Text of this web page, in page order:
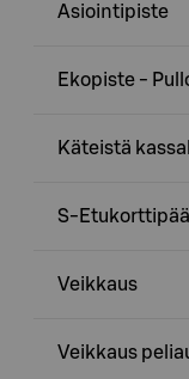
Asiointipiste
Ekopiste -
Käteistä
S-
Veikkaus
Veikkaus